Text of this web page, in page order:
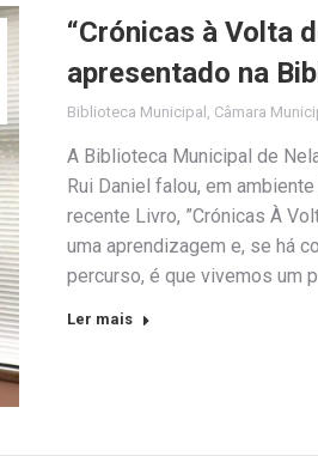
“Crónicas à Volta
apresentado na
Biblioteca Municipal Câmara
A Biblioteca Municipal de
Rui Daniel falou, em
recente Livro, ”Crónicas À
uma aprendizagem e, se há
percurso, é que vivemos um
Ler mais